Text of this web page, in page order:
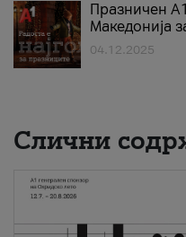
Празничен
Македонија
04.12.2025
Слични